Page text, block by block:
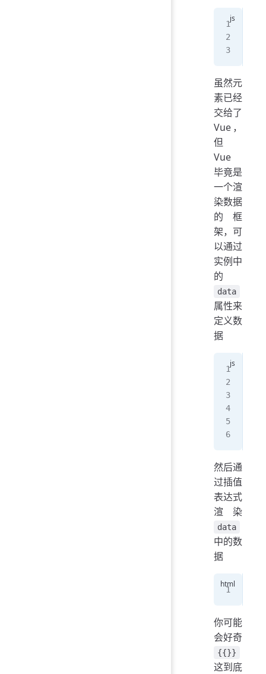
虽然元
素已经
交给了
Vue，
但
Vue
毕竟是
一个渲
染数据
的框
架，可
以通过
实例中
的
data
属性来
定义数
据
然后通
过插值
表达式
渲染
data
中的数
据
你可能
会好奇
{{}}
这到底